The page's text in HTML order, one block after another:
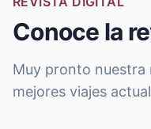
Conoce la
Muy pronto nuestra
mejores viajes